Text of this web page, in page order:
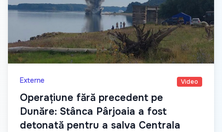
Externe Video
Operațiune fără precedent pe
Dunăre: Stânca Pârjoaia a fost
detonată pentru a salva Centrala